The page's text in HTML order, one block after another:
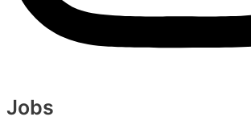
Jobs